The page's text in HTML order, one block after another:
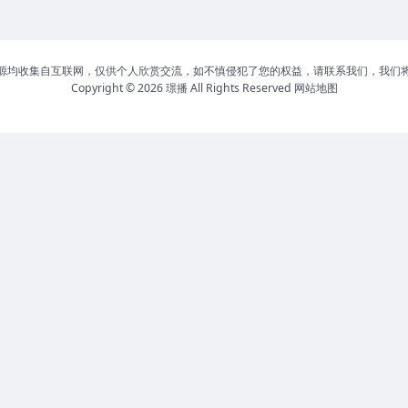
均收集自互联网，仅供个人欣赏交流，如不慎侵犯了您的权益，请联系我们，我们
Copyright © 2026璟播All Rights Reserved 网站地图